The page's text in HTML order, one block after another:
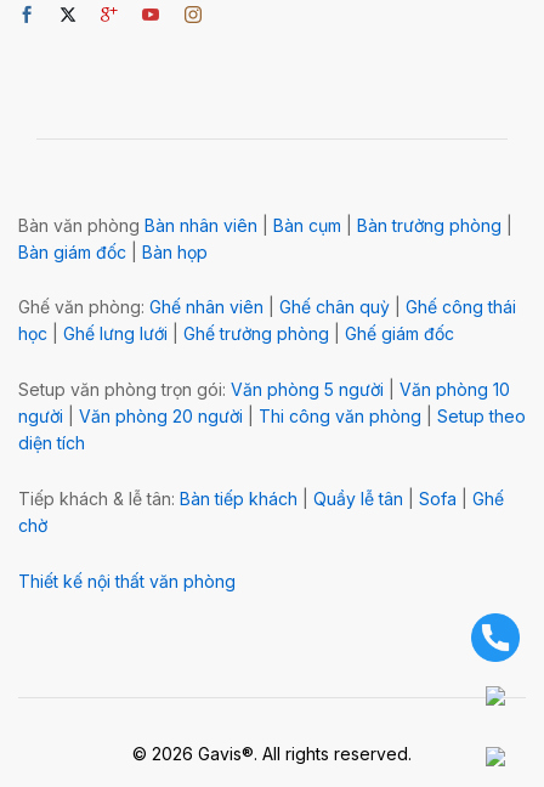
Bàn văn phòng Bàn nhân viên Bàn cụm Bàn trưởng phòng
Bàn giám đốc
Bàn họp
Ghế văn phòng: Ghế nhân viên Ghế chân quỳ
Ghế công thái
học
Ghế lưng lưới Ghế trưởng phòng Ghế giám đốc
Setup văn phòng trọn gói: Văn phòng 5 người
Văn phòng 10
người
Văn phòng 20 người Thi công văn phòng
Setup theo
diện tích
Tiếp khách & lễ tân: Bàn tiếp khách Quầy lễ tân Sofa
Ghế
chờ
Thiết kế nội thất văn phòng
© 2026 Gavis®. All rights reserved.